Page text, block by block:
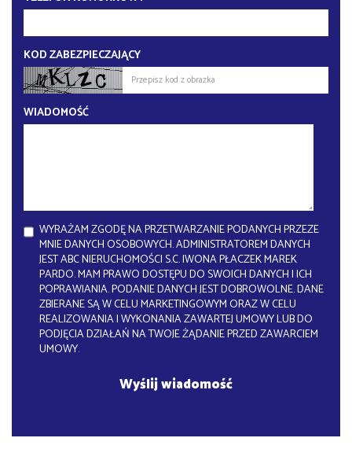
KOD ZABEZPIECZAJĄCY
WIADOMOŚĆ
WYRAŻAM ZGODĘ NA PRZETWARZANIE PODANYCH PRZEZE
MNIE DANYCH OSOBOWYCH. ADMINISTRATOREM DANYCH
JEST ABC NIERUCHOMOŚCI S.C. IWONA PŁACZEK MAREK
PARDO. MAM PRAWO DOSTĘPU DO SWOICH DANYCH I ICH
POPRAWIANIA. PODANIE DANYCH JEST DOBROWOLNE. DANE
ZBIERANE SĄ W CELU MARKETINGOWYM ORAZ W CELU
REALIZOWANIA I WYKONANIA ZAWARTEJ UMOWY LUB DO
PODJĘCIA DZIAŁAŃ NA TWOJE ŻĄDANIE PRZED ZAWARCIEM
UMOWY.